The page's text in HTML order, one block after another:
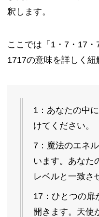
釈します。
ここでは「1・7・17
1717の意味を詳しく紐
1：あなたの中
けてください。
7：魔法のエネ
います。あなた
レベルと一致さ
17：ひとつの扉
開きます。天使